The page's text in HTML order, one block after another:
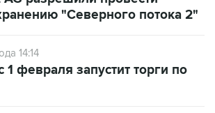
"Северного потока 2"
14:14
февраля запустит торги по